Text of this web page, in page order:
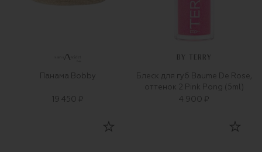
Панама Bobby
19 450 ₽
BY TERRY
Блеск для губ Baume De Rose,
оттенок 2 Pink Pong (5ml)
4 900 ₽